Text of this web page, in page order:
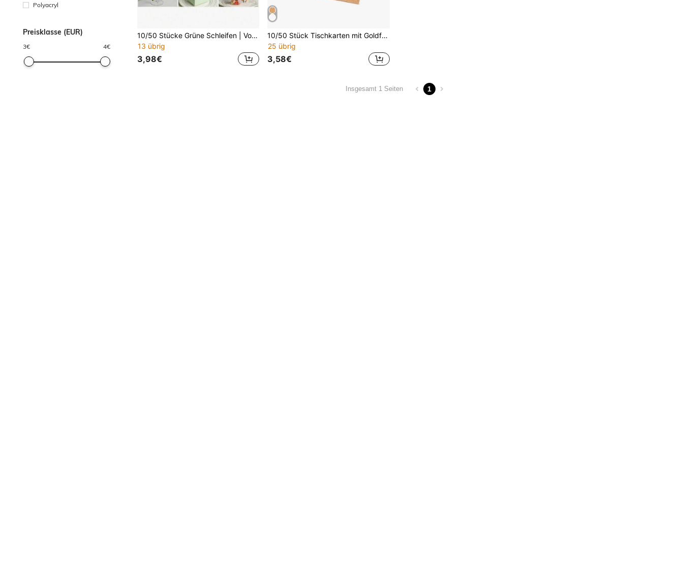
Polyacryl
Preisklasse (EUR)
3€ 4€
10/50 Stücke Grüne Schleifen | Vorgefertigte Schleifen, geeignet für Hochzeiten, Partygeschenke, Geburtstage, Feiertagsdekorationen und Geschenkverpackungen
13 übrig
3,98€
10/50 Stück Tischkarten mit Goldfolienrand, Hochzeitstischkarten, Namensschilder, Sitzkarten, gefaltete Hochzeitskarten, Dankeskarten, Grußkarten, einzigartige Tischkarten für Abendessen, geeignet für Geburtstagsfeiern
25 übrig
3,58€
Insgesamt 1 Seiten 1